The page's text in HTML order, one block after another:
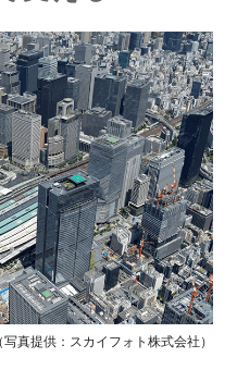
写真提供：スカイフォト株式会社）